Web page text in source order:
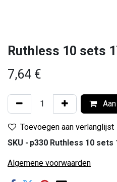
Ruthless 10 sets
7,64 €
Toevoegen aan verlanglijst
SKU - p330 Ruthless 10 sets
Algemene voorwaarden